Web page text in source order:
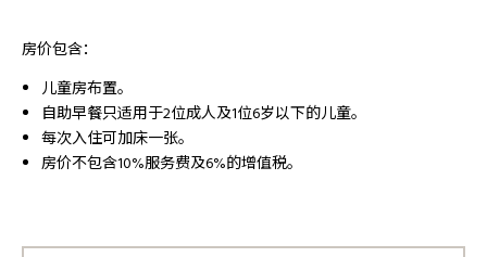
房价包含：
儿童房布置。
自助早餐只适用于2位成人及1位6岁以下的儿童。
每次入住可加床一张。
房价不包含10%服务费及6%的增值税。